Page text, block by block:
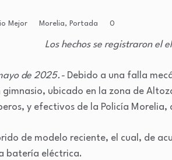
Mejor Morelia, Portada 0
Los hechos se registraron el
de 2025.- Debido a una falla
ubicado en la zona de
y efectivos de la Policía Morelia,
de modelo reciente, el cual, de
batería eléctrica.